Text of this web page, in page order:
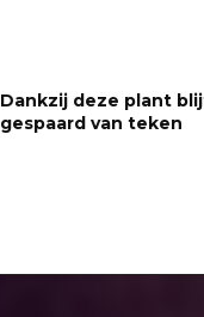
Dankzij deze plant
gespaard van teken